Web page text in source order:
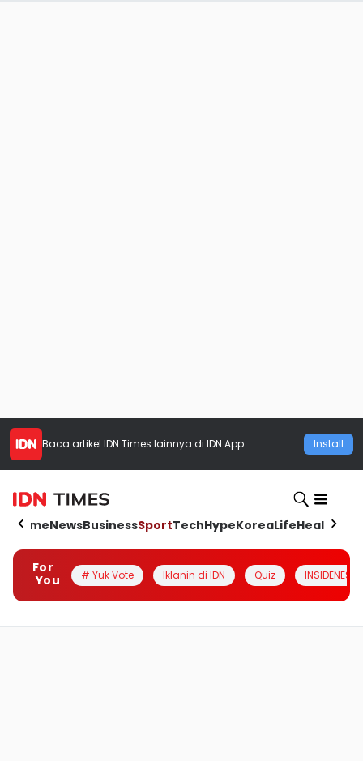
Baca artikel IDN Times lainnya di IDN App Install
HomeNewsBusinessSportTechHypeKoreaLifeHealth
For
You
# Yuk Vote Iklanin di IDN Quiz INSIDENESIA